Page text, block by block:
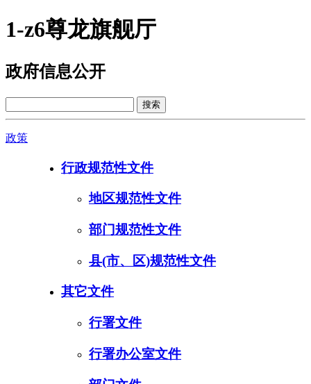
1-z6尊龙旗舰厅
政府信息公开
政策
行政规范性文件
地区规范性文件
部门规范性文件
县(市、区)规范性文件
其它文件
行署文件
行署办公室文件